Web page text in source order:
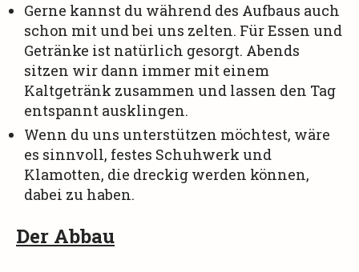
Gerne kannst du während des Aufbaus auch
schon mit und bei uns zelten. Für Essen und
Getränke ist natürlich gesorgt. Abends
sitzen wir dann immer mit einem
Kaltgetränk zusammen und lassen den Tag
entspannt ausklingen.
Wenn du uns unterstützen möchtest, wäre
es sinnvoll, festes Schuhwerk und
Klamotten, die dreckig werden können,
dabei zu haben.
Der Abbau